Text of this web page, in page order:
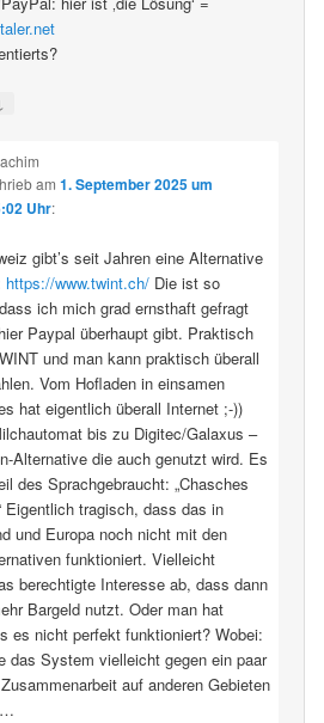
am 1. September 2025 um
Uhr:
gibt’s seit Jahren eine Alternative
https://www.twint.ch/Die ist so
ich mich grad ernsthaft gefragt
Paypal überhaupt gibt. Praktisch
und man kann praktisch überall
Vom Hofladen in einsamen
hat eigentlich überall Internet ;-))
bis zu Digitec/Galaxus –
Alternative die auch genutzt wird. Es
des Sprachgebraucht: „Chasches
Eigentlich tragisch, dass das in
und Europa noch nicht mit den
funktioniert. Vielleicht
berechtigte Interesse ab, dass dann
Bargeld nutzt. Oder man hat
es nicht perfekt funktioniert? Wobei:
das System vielleicht gegen ein paar
auf anderen Gebieten